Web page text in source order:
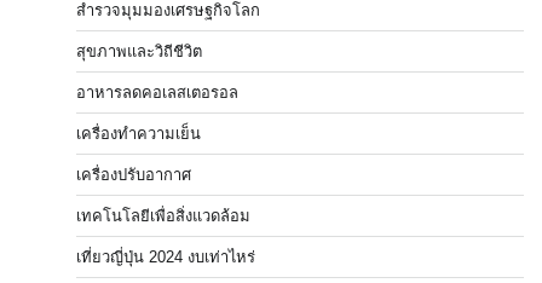
สำรวจมุมมองเศรษฐกิจโลก
สุขภาพและวิถีชีวิต
อาหารลดคอเลสเตอรอล
เครื่องทำความเย็น
เครื่องปรับอากาศ
เทคโนโลยีเพื่อสิ่งแวดล้อม
เที่ยวญี่ปุ่น 2024 งบเท่าไหร่